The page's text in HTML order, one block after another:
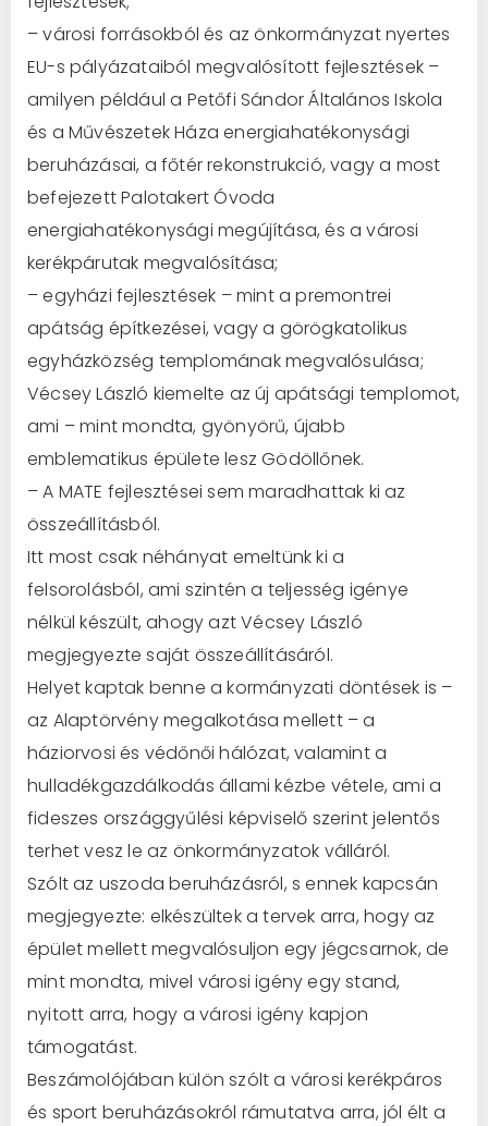
– városi forrásokból és az önkormányzat nyertes
EU-s pályázataiból megvalósított fejlesztések –
amilyen például a Petőfi Sándor Általános Iskola
és a Művészetek Háza energiahatékonysági
beruházásai, a főtér rekonstrukció, vagy a most
befejezett Palotakert Óvoda
energiahatékonysági megújítása, és a városi
kerékpárutak megvalósítása;
– egyházi fejlesztések – mint a premontrei
apátság építkezései, vagy a görögkatolikus
egyházközség templomának megvalósulása;
Vécsey László kiemelte az új apátsági templomot,
ami – mint mondta, gyönyörű, újabb
emblematikus épülete lesz Gödöllőnek.
– A MATE fejlesztései sem maradhattak ki az
összeállításból.
Itt most csak néhányat emeltünk ki a
felsorolásból, ami szintén a teljesség igénye
nélkül készült, ahogy azt Vécsey László
megjegyezte saját összeállításáról.
Helyet kaptak benne a kormányzati döntések is –
az Alaptörvény megalkotása mellett – a
háziorvosi és védőnői hálózat, valamint a
hulladékgazdálkodás állami kézbe vétele, ami a
fideszes országgyűlési képviselő szerint jelentős
terhet vesz le az önkormányzatok válláról.
Szólt az uszoda beruházásról, s ennek kapcsán
megjegyezte: elkészültek a tervek arra, hogy az
épület mellett megvalósuljon egy jégcsarnok, de
mint mondta, mivel városi igény egy stand,
nyitott arra, hogy a városi igény kapjon
támogatást.
Beszámolójában külön szólt a városi kerékpáros
és sport beruházásokról rámutatva arra, jól élt a